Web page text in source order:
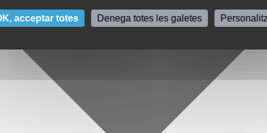
acceptar totes Denega totes les galetes